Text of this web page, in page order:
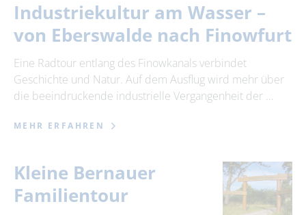
Industriekultur am Wasser –
von Eberswalde nach Finowfurt
Eine Radtour entlang des Finowkanals verbindet
Geschichte und Natur. Auf dem Ausflug wird mehr über
die beeindruckende industrielle Vergangenheit der …
MEHR ERFAHREN
Kleine Bernauer
Familientour